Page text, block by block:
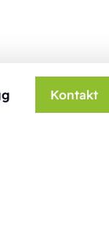
Kontakt